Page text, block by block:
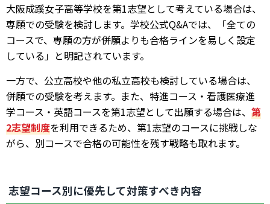
大阪成蹊女子高等学校を第1志望として考えている場合は、
専願での受験を検討します。学校公式Q&Aでは、「全ての
コースで、専願の方が併願よりも合格ラインを易しく設定
している」と明記されています。
一方で、公立高校や他の私立高校も検討している場合は、
併願での受験を考えます。また、特進コース・看護医療進
学コース・英語コースを第1志望として出願する場合は、 第
2志望制度を利用できるため、第1志望のコースに挑戦しな
がら、別コースで合格の可能性を残す戦略も取れます。
志望コース別に優先して対策すべき内容